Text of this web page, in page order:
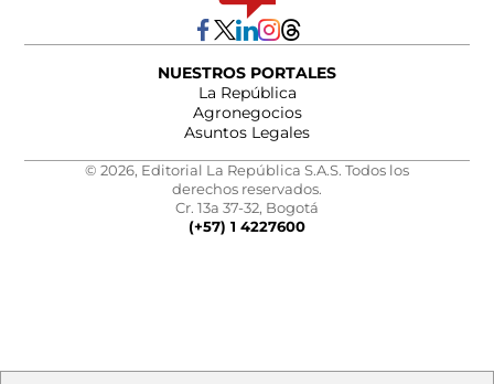
NUESTROS PORTALES
La República
Agronegocios
Asuntos Legales
© 2026, Editorial La República S.A.S. Todos los
derechos reservados.
Cr. 13a 37-32, Bogotá
(+57) 1 4227600